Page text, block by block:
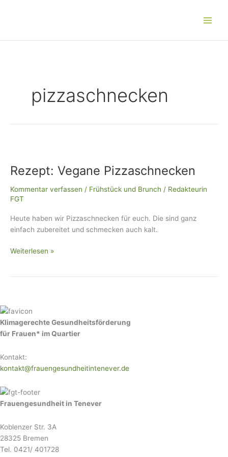
pizzaschnecken
Rezept: Vegane Pizzaschnecken
Kommentar verfassen / Frühstück und Brunch / Redakteurin
FGT
Heute haben wir Pizzaschnecken für euch. Die sind ganz
einfach zubereitet und schmecken auch kalt.
Pizzaschnecken
Weiterlesen »
Klimagerechte Gesundheitsförderung
für Frauen* im Quartier
Kontakt:
kontakt@frauengesundheitintenever.de
Frauengesundheit in Tenever
Koblenzer Str. 3A
28325 Bremen
Tel. 0421/ 401728